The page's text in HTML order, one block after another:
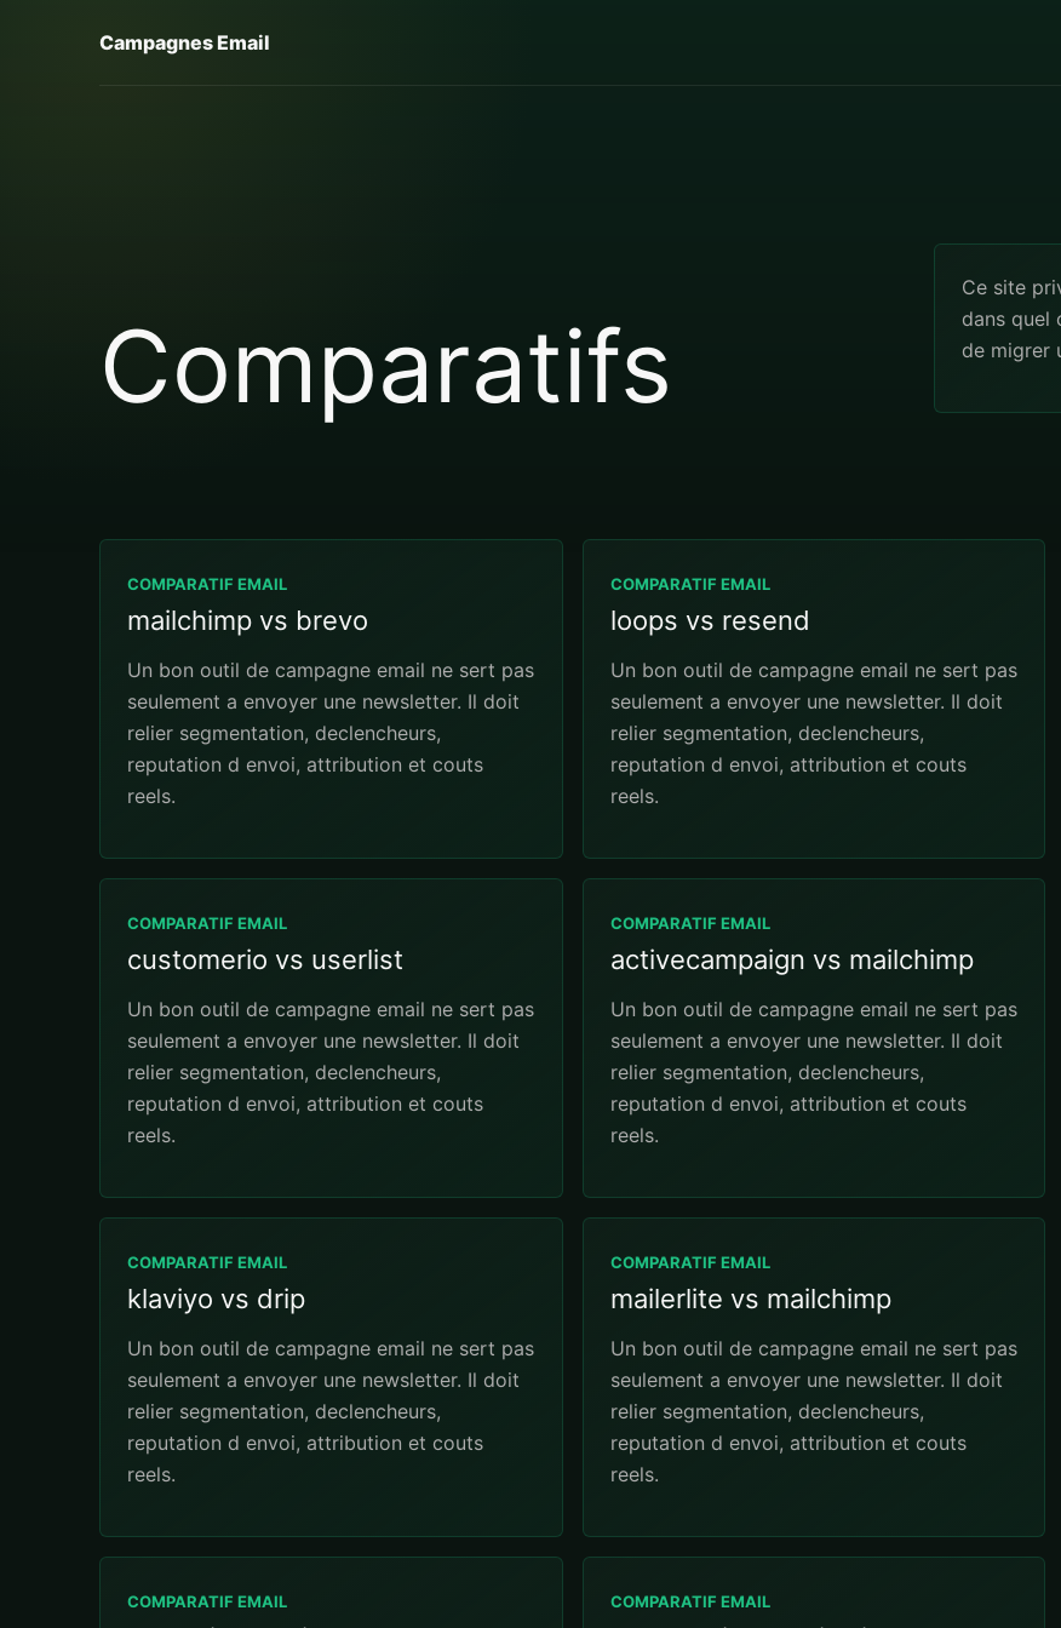
Campagnes Email
Comparatifs
Ce site
dans quel
de migrer
COMPARATIF EMAIL
mailchimp vs brevo
Un bon outil de campagne email ne sert pas
seulement a envoyer une newsletter. Il doit
relier segmentation, declencheurs,
reputation d envoi, attribution et couts
reels.
COMPARATIF EMAIL
loops vs resend
Un bon outil de campagne email ne sert pas
seulement a envoyer une newsletter. Il doit
relier segmentation, declencheurs,
reputation d envoi, attribution et couts
reels.
COMPARATIF EMAIL
customerio vs userlist
Un bon outil de campagne email ne sert pas
seulement a envoyer une newsletter. Il doit
relier segmentation, declencheurs,
reputation d envoi, attribution et couts
reels.
COMPARATIF EMAIL
activecampaign vs mailchimp
Un bon outil de campagne email ne sert pas
seulement a envoyer une newsletter. Il doit
relier segmentation, declencheurs,
reputation d envoi, attribution et couts
reels.
COMPARATIF EMAIL
klaviyo vs drip
Un bon outil de campagne email ne sert pas
seulement a envoyer une newsletter. Il doit
relier segmentation, declencheurs,
reputation d envoi, attribution et couts
reels.
COMPARATIF EMAIL
mailerlite vs mailchimp
Un bon outil de campagne email ne sert pas
seulement a envoyer une newsletter. Il doit
relier segmentation, declencheurs,
reputation d envoi, attribution et couts
reels.
COMPARATIF EMAIL COMPARATIF EMAIL